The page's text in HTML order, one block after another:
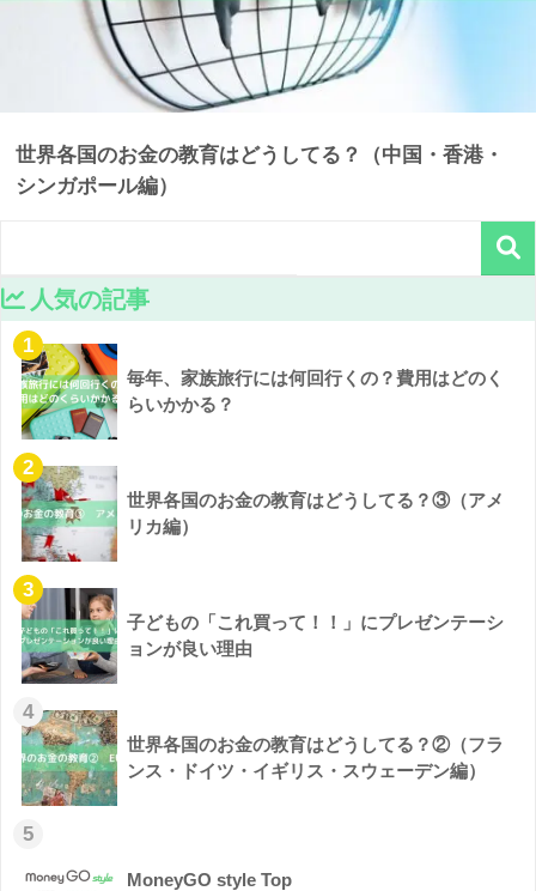
世界各国のお金の教育はどうしてる？（中国・香港・
シンガポール編）
人気の記事
1
毎年、家族旅行には何回行くの？費用はどのく
らいかかる？
2
世界各国のお金の教育はどうしてる？③（アメ
リカ編）
3
子どもの「これ買って！！」にプレゼンテーシ
ョンが良い理由
4
世界各国のお金の教育はどうしてる？②（フラ
ンス・ドイツ・イギリス・スウェーデン編）
5
MoneyGO style Top